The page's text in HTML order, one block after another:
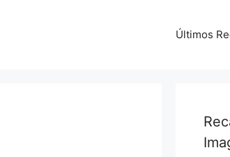
Últimos